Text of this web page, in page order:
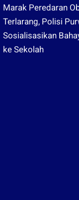
Marak Peredaran
Terlarang, Polisi
Sosialisasikan
ke Sekolah